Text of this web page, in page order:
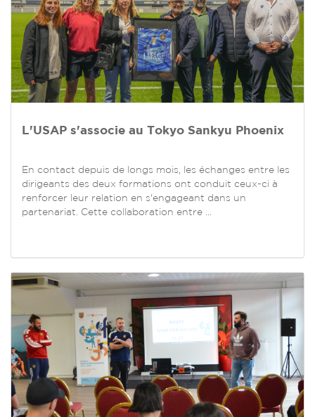
L'USAP s'associe au Tokyo Sankyu Phoenix
En contact depuis de longs mois, les échanges entre les
dirigeants des deux formations ont conduit ceux-ci à
renforcer leur relation en s'engageant dans un
partenariat. Cette collaboration entre ...